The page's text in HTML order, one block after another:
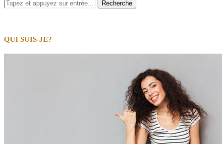
QUI SUIS-JE?